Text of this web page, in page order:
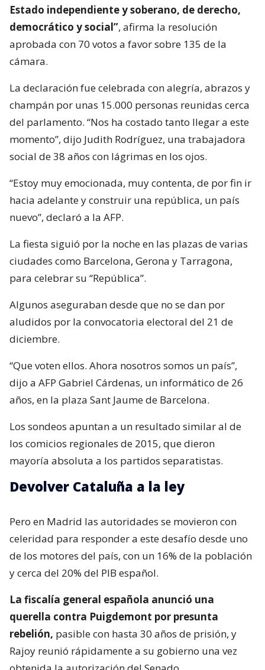
Estado independiente y soberano, de derecho,
democrático y social”, afirma la resolución
aprobada con 70 votos a favor sobre 135 de la
cámara.
La declaración fue celebrada con alegría, abrazos y
champán por unas 15.000 personas reunidas cerca
del parlamento. “Nos ha costado tanto llegar a este
momento”, dijo Judith Rodríguez, una trabajadora
social de 38 años con lágrimas en los ojos.
“Estoy muy emocionada, muy contenta, de por fin ir
hacia adelante y construir una república, un país
nuevo”, declaró a la AFP.
La fiesta siguió por la noche en las plazas de varias
ciudades como Barcelona, Gerona y Tarragona,
para celebrar su “República”.
Algunos aseguraban desde que no se dan por
aludidos por la convocatoria electoral del 21 de
diciembre.
“Que voten ellos. Ahora nosotros somos un país”,
dijo a AFP Gabriel Cárdenas, un informático de 26
años, en la plaza Sant Jaume de Barcelona.
Los sondeos apuntan a un resultado similar al de
los comicios regionales de 2015, que dieron
mayoría absoluta a los partidos separatistas.
Devolver Cataluña a la ley
Pero en Madrid las autoridades se movieron con
celeridad para responder a este desafío desde uno
de los motores del país, con un 16% de la población
y cerca del 20% del PIB español.
La fiscalía general española anunció una
querella contra Puigdemont por presunta
rebelión, pasible con hasta 30 años de prisión, y
Rajoy reunió rápidamente a su gobierno una vez